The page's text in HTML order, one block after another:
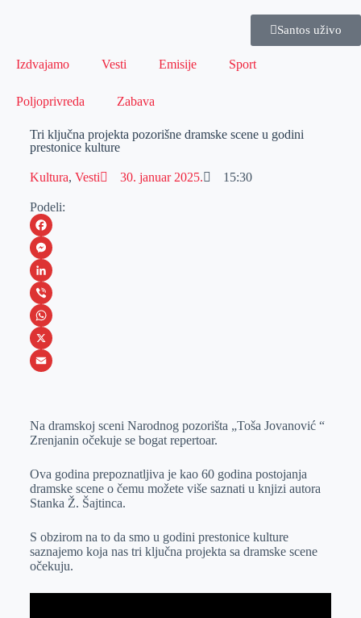
Santos uživo
Izdvajamo Vesti Emisije Sport
Poljoprivreda Zabava
Tri ključna projekta pozorišne dramske scene u godini
prestonice kulture
Kultura, Vesti 30. januar 2025. 15:30
Podeli:
F
a
c
e
b
o
M
e
s
s
e
e
L
i
n
k
I
V
i
b
W
h
s
p
p
X
a
l
Na dramskoj sceni Narodnog pozorišta „Toša Jovanović “
Zrenjanin očekuje se bogat repertoar.
Ova godina prepoznatljiva je kao 60 godina postojanja
dramske scene o čemu možete više saznati u knjizi autora
Stanka Ž. Šajtinca.
S obzirom na to da smo u godini prestonice kulture
saznajemo koja nas tri ključna projekta sa dramske scene
očekuju.